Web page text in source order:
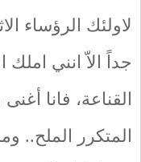
لاولئك الرؤساء
جداً الاّ انني
القناعة، فانا
المتكرر الملح..